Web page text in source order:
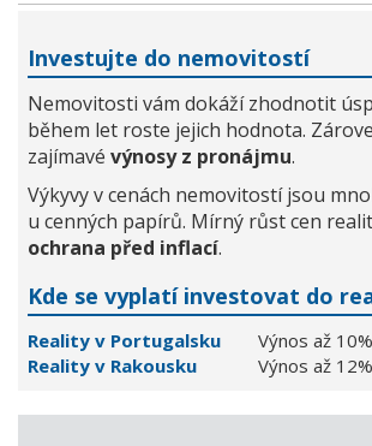
Investujte do nemovitostí
Nemovitosti vám dokáží zhodnotit
během let roste jejich hodnota.
zajímavé výnosy z pronájmu.
Výkyvy v cenách nemovitostí jsou
u cenných papírů. Mírný růst cen
ochrana před inflací.
Kde se vyplatí investovat do
Reality v Portugalsku
Výnos až
Reality v Rakousku
Výnos až